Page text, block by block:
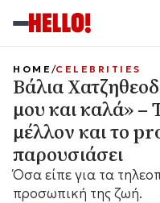
HOME CELEBRITIES
Βάλια
μου και καλά» –
μέλλον και το
παρουσιάσει
Όσα είπε για τα
προσωπική της ζωή.